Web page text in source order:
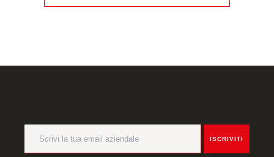
ISCRIVITI